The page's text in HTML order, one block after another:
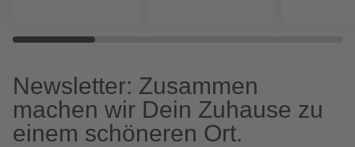
Newsletter: Zusammen
machen wir Dein Zuhause zu
einem schöneren Ort.